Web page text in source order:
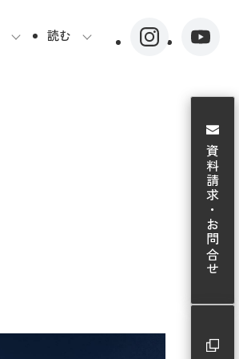
読む
資料請求・お問合せ